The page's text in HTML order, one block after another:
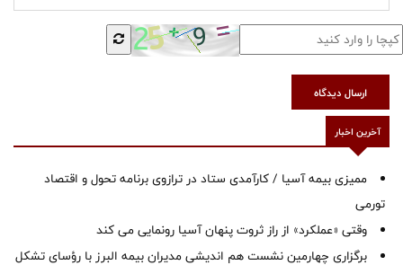
ارسال دیدگاه
آخرین اخبار
ممیزی بیمه آسیا / کارآمدی ستاد در ترازوی برنامه تحول و اقتصاد
تورمی
وقتی «عملکرد» از راز ثروت پنهان آسیا رونمایی می کند
برگزاری چهارمین نشست هم اندیشی مدیران بیمه البرز با رؤسای تشکل